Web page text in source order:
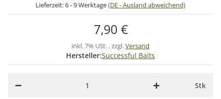
Lieferzeit:6 - 9 Werktage(DE - Ausland abweichend)
7,90 €
inkl. 7% USt. , zzgl.Versand
Hersteller:Successful Baits
Stk